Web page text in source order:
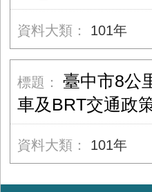
101年
臺中市8公
車及BRT交通政
101年